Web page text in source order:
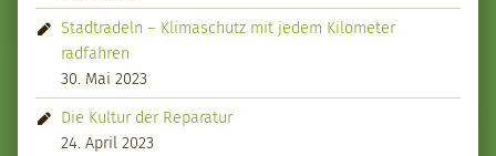
Stadtradeln – Klimaschutz mit jedem Kilometer
radfahren
30. Mai 2023
Die Kultur der Reparatur
24. April 2023